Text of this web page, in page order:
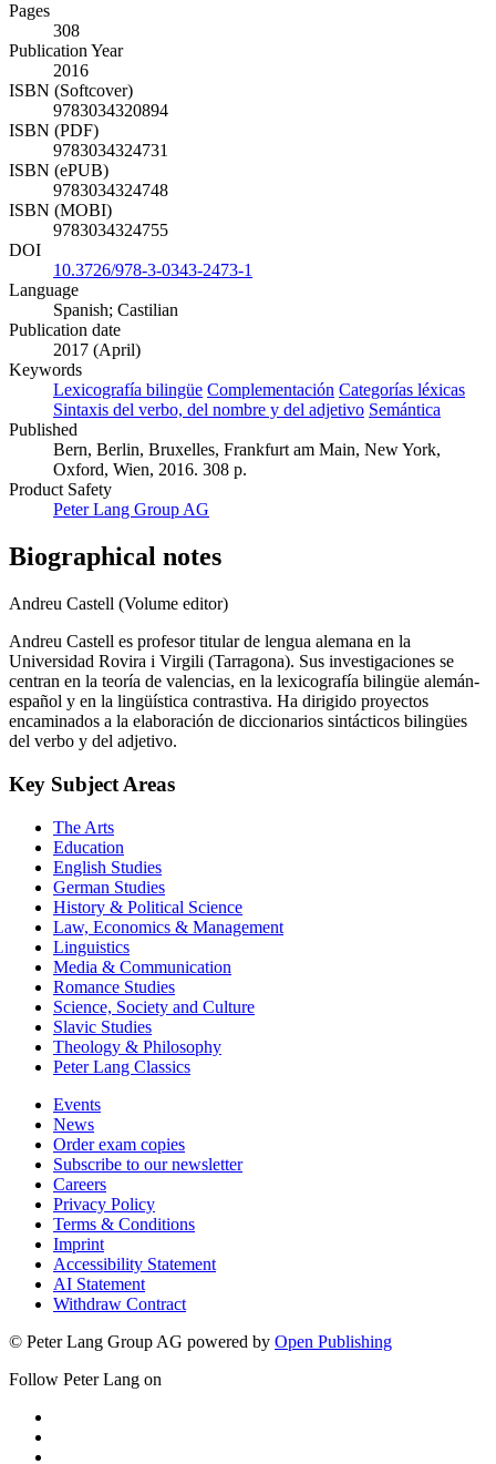
Pages
308
Publication Year
2016
ISBN (Softcover)
9783034320894
ISBN (PDF)
9783034324731
ISBN (ePUB)
9783034324748
ISBN (MOBI)
9783034324755
DOI
10.3726/978-3-0343-2473-1
Language
Spanish; Castilian
Publication date
2017 (April)
Keywords
Lexicografía bilingüe Complementación Categorías léxicas
Sintaxis del verbo, del nombre y del adjetivo Semántica
Published
Bern, Berlin, Bruxelles, Frankfurt am Main, New York,
Oxford, Wien, 2016. 308 p.
Product Safety
Peter Lang Group AG
Biographical notes
Andreu Castell (Volume editor)
Andreu Castell es profesor titular de lengua alemana en la
Universidad Rovira i Virgili (Tarragona). Sus investigaciones se
centran en la teoría de valencias, en la lexicografía bilingüe alemán-
español y en la lingüística contrastiva. Ha dirigido proyectos
encaminados a la elaboración de diccionarios sintácticos bilingües
del verbo y del adjetivo.
Key Subject Areas
The Arts
Education
English Studies
German Studies
History & Political Science
Law, Economics & Management
Linguistics
Media & Communication
Romance Studies
Science, Society and Culture
Slavic Studies
Theology & Philosophy
Peter Lang Classics
Events
News
Order exam copies
Subscribe to our newsletter
Careers
Privacy Policy
Terms & Conditions
Imprint
Accessibility Statement
AI Statement
Withdraw Contract
© Peter Lang Group AG powered by Open Publishing
Follow Peter Lang on